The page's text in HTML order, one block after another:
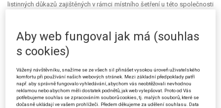
listinných důkazů zajištěných v rámci místního šetření u této společnosti
prokázat, že by k vyřazení vozidel z registru silničních vozidel došlo v
roce 2002 a že technické průkazy obou vozidel byly žalobcem
odevzdány na dopravním inspektorátu. Proto dle krajského soudu bylo
neexistenci vozidel v daných zdaňovacích obdobích.
Dle krajského soudu bylo nepodstatné, že správce daně až v roce
2014 zjistil, že žalobcem nebyla vozidla uváděna v daňových přiznáních.
Aby web fungoval jak má (souhlas
s cookies)
Vážený návštěvníku, snažíme se ze všech sil přinášet vysokou úroveň uživatelského
komfortu při používání našich webových stránek. Mezi základní předpoklady patří
např. aby správně fungovalo vyhledávání, abychom vás neobtěžovali nevhodnou
reklamou nebo abychom měli dostatek podnětů, jak web vylepšovat. Proto od Vás
potřebujeme souhlas se zpracováním souborů cookies, tj. malých souborů, které se
dočasně ukládají ve vašem prohlížeči. Předem děkujeme za udělení souhlasu. Data